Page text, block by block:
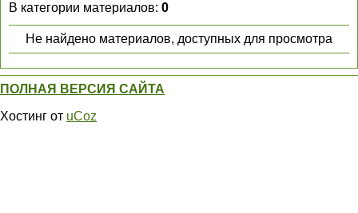
В категории материалов: 0
Не найдено материалов, доступных для просмотра
ПОЛНАЯ ВЕРСИЯ САЙТА
Хостинг от uCoz